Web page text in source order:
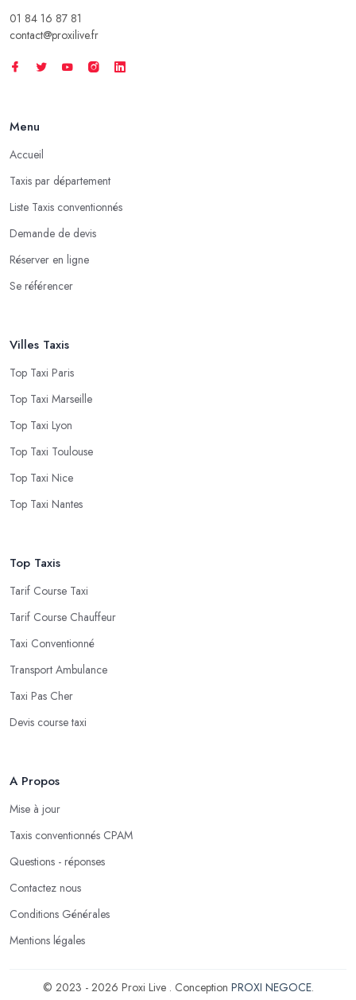
01 84 16 87 81
contact@proxilive.fr
Menu
Accueil
Taxis par département
Liste Taxis conventionnés
Demande de devis
Réserver en ligne
Se référencer
Villes Taxis
Top Taxi Paris
Top Taxi Marseille
Top Taxi Lyon
Top Taxi Toulouse
Top Taxi Nice
Top Taxi Nantes
Top Taxis
Tarif Course Taxi
Tarif Course Chauffeur
Taxi Conventionné
Transport Ambulance
Taxi Pas Cher
Devis course taxi
A Propos
Mise à jour
Taxis conventionnés CPAM
Questions - réponses
Contactez nous
Conditions Générales
Mentions légales
© 2023 - 2026 Proxi Live . Conception PROXI NEGOCE.